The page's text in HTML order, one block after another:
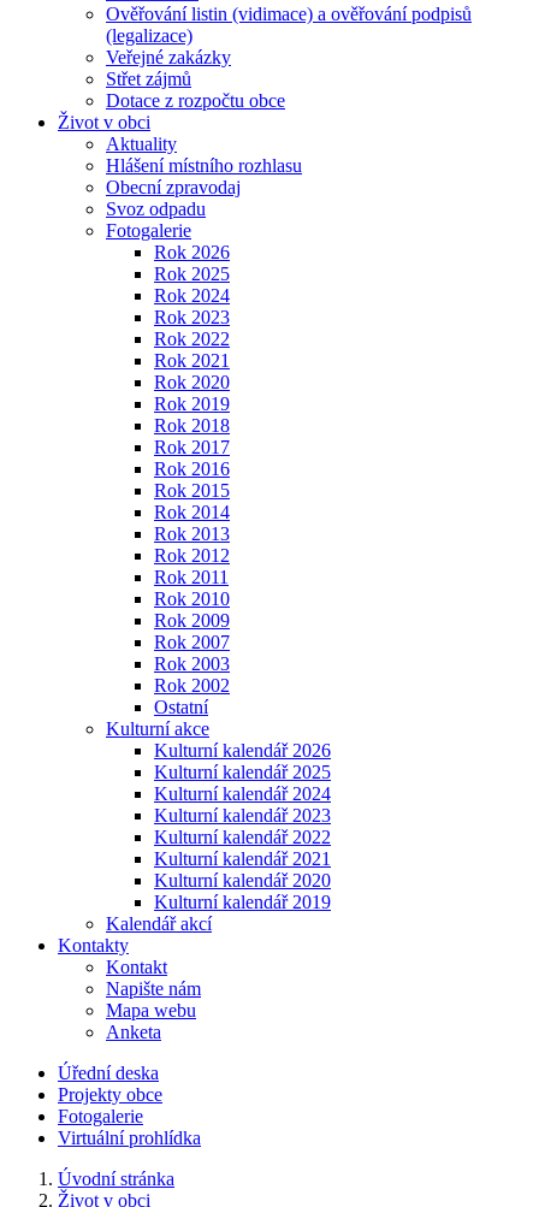
Ověřování listin (vidimace) a ověřování podpisů
(legalizace)
Veřejné zakázky
Střet zájmů
Dotace z rozpočtu obce
Život v obci
Aktuality
Hlášení místního rozhlasu
Obecní zpravodaj
Svoz odpadu
Fotogalerie
Rok 2026
Rok 2025
Rok 2024
Rok 2023
Rok 2022
Rok 2021
Rok 2020
Rok 2019
Rok 2018
Rok 2017
Rok 2016
Rok 2015
Rok 2014
Rok 2013
Rok 2012
Rok 2011
Rok 2010
Rok 2009
Rok 2007
Rok 2003
Rok 2002
Ostatní
Kulturní akce
Kulturní kalendář 2026
Kulturní kalendář 2025
Kulturní kalendář 2024
Kulturní kalendář 2023
Kulturní kalendář 2022
Kulturní kalendář 2021
Kulturní kalendář 2020
Kulturní kalendář 2019
Kalendář akcí
Kontakty
Kontakt
Napište nám
Mapa webu
Anketa
Úřední deska
Projekty obce
Fotogalerie
Virtuální prohlídka
Úvodní stránka
Život v obci